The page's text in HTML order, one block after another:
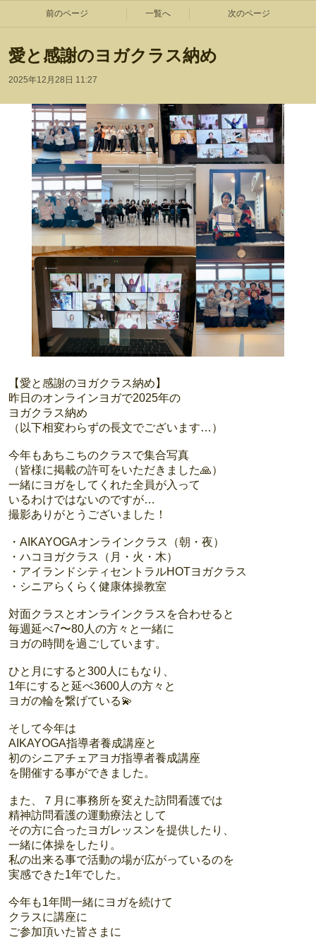
前のページ 一覧へ 次のページ
愛と感謝のヨガクラス納め
2025年12月28日 11:27
【愛と感謝のヨガクラス納め】
昨日のオンラインヨガで2025年の
ヨガクラス納め
（以下相変わらずの長文でございます…）
今年もあちこちのクラスで集合写真
（皆様に掲載の許可をいただきました🙏）
一緒にヨガをしてくれた全員が入って
いるわけではないのですが…
撮影ありがとうございました！
・AIKAYOGAオンラインクラス（朝・夜）
・ハコヨガクラス（月・火・木）
・アイランドシティセントラルHOTヨガクラス
・シニアらくらく健康体操教室
対面クラスとオンラインクラスを合わせると
毎週延べ7〜80人の方々と一緒に
ヨガの時間を過ごしています。
ひと月にすると300人にもなり、
1年にすると延べ3600人の方々と
ヨガの輪を繋げている💫
そして今年は
AIKAYOGA指導者養成講座と
初のシニアチェアヨガ指導者養成講座
を開催する事ができました。
また、７月に事務所を変えた訪問看護では
精神訪問看護の運動療法として
その方に合ったヨガレッスンを提供したり、
一緒に体操をしたり。
私の出来る事で活動の場が広がっているのを
実感できた1年でした。
今年も1年間一緒にヨガを続けて
クラスに講座に
ご参加頂いた皆さまに